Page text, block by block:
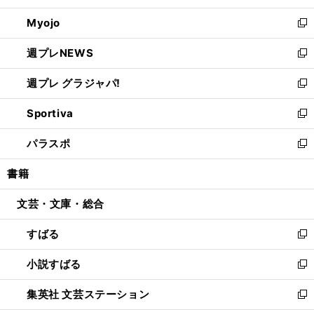
開
く
ウ
で
開
く
ン
ド
ウ
で
開
く
ウ
ィ
ン
ド
ウ
で
開
く
Myojo
新
し
い
ウ
ィ
ン
ド
ウ
で
開
週プレNEWS
新
し
い
ウ
ィ
ン
ド
ウ
開
週プレ グラジャパ!
新
し
い
ウ
ィ
ン
ウ
開
く
Sportiva
新
し
い
ウ
ン
ウ
で
開
く
パラスポ
新
し
ウ
ン
ド
ウ
で
開
く
書籍
文芸・文庫・総合
すばる
新
し
い
ウ
ィ
小説すばる
新
し
い
集英社 文芸ステーション
新